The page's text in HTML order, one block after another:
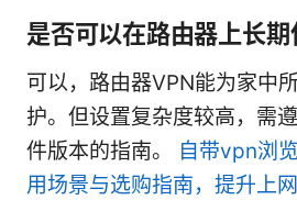
是否可以在路由器上长期
可以，路由器VPN能为家中
护。但设置复杂度较高，需
件版本的指南。
自带vpn浏
用场景与选购指南，提升上